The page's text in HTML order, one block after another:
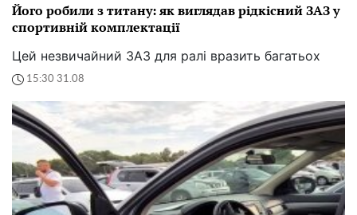
Його робили з титану: як виглядав рідкісний ЗАЗ у
спортивній комплектації
Цей незвичайний ЗАЗ для ралі вразить багатьох
15:30 31.08